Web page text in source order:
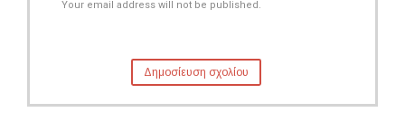
Your email address will not be published.